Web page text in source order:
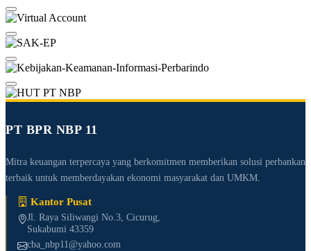
PT BPR NBP 11
Mitra keuangan terpercaya yang berkomitmen memberikan solusi perbankan
terbaik untuk memberdayakan ekonomi masyarakat dan UMKM.
Kantor Pusat
Jl. Raya Siliwangi No.3, Cicurug,
Sukabumi 43359
cba_nbp11@yahoo.com